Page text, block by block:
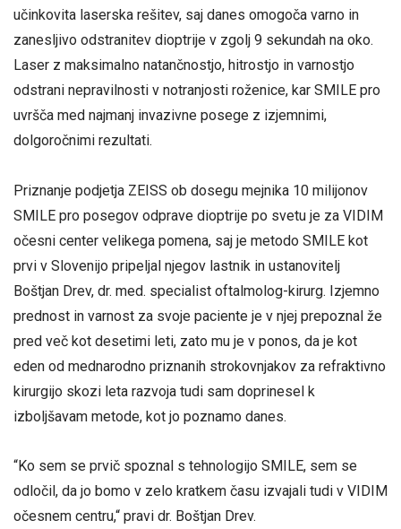
učinkovita laserska rešitev, saj danes omogoča varno in
zanesljivo odstranitev dioptrije v zgolj 9 sekundah na oko.
Laser z maksimalno natančnostjo, hitrostjo in varnostjo
odstrani nepravilnosti v notranjosti roženice, kar SMILE pro
uvršča med najmanj invazivne posege z izjemnimi,
dolgoročnimi rezultati.
Priznanje podjetja ZEISS ob dosegu mejnika 10 milijonov
SMILE pro posegov odprave dioptrije po svetu je za VIDIM
očesni center velikega pomena, saj je metodo SMILE kot
prvi v Slovenijo pripeljal njegov lastnik in ustanovitelj
Boštjan Drev, dr. med. specialist oftalmolog-kirurg. Izjemno
prednost in varnost za svoje paciente je v njej prepoznal že
pred več kot desetimi leti, zato mu je v ponos, da je kot
eden od mednarodno priznanih strokovnjakov za refraktivno
kirurgijo skozi leta razvoja tudi sam doprinesel k
izboljšavam metode, kot jo poznamo danes.
“Ko sem se prvič spoznal s tehnologijo SMILE, sem se
odločil, da jo bomo v zelo kratkem času izvajali tudi v VIDIM
očesnem centru,“ pravi dr. Boštjan Drev.